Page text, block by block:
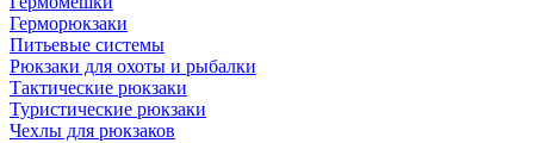
Герморюкзаки
Питьевые системы
Рюкзаки для охоты и рыбалки
Тактические рюкзаки
Туристические рюкзаки
Чехлы для рюкзаков